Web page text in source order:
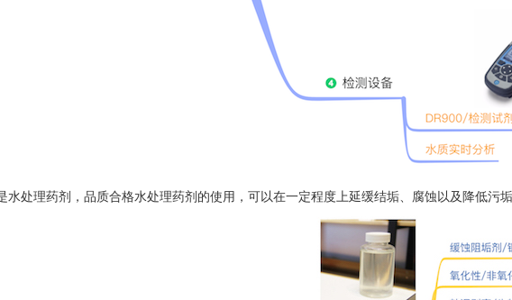
水处理药剂，品质合格水处理药剂的使用，可以在一定程度上延缓结垢、腐蚀以及降低污